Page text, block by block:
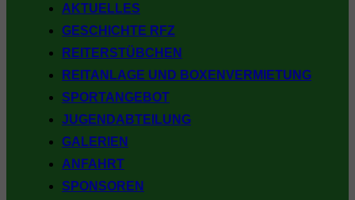
AKTUELLES
GESCHICHTE RFZ
REITERSTÜBCHEN
REITANLAGE UND BOXENVERMIETUNG
SPORTANGEBOT
JUGENDABTEILUNG
GALERIEN
ANFAHRT
SPONSOREN